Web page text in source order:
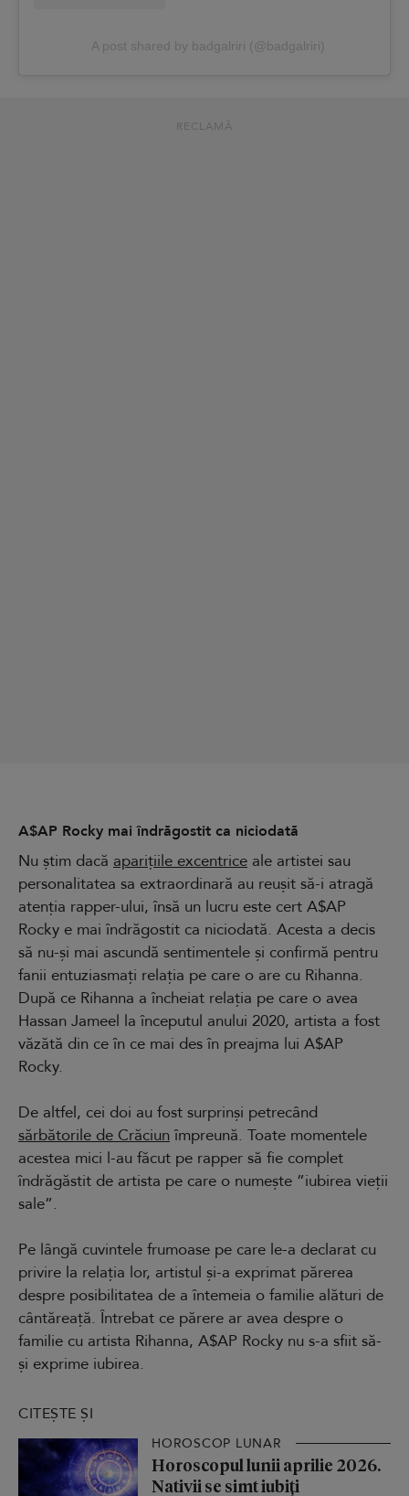
A post shared by badgalriri (@badgalriri)
RECLAMĂ
A$AP Rocky mai îndrăgostit ca niciodată
Nu știm dacă aparițiile excentrice ale artistei sau
personalitatea sa extraordinară au reușit să-i atragă
atenția rapper-ului, însă un lucru este cert A$AP
Rocky e mai îndrăgostit ca niciodată. Acesta a decis
să nu-și mai ascundă sentimentele și confirmă pentru
fanii entuziasmați relația pe care o are cu Rihanna.
După ce Rihanna a încheiat relația pe care o avea
Hassan Jameel la începutul anului 2020, artista a fost
văzătă din ce în ce mai des în preajma lui A$AP
Rocky.
De altfel, cei doi au fost surprinși petrecând
sărbătorile de Crăciun împreună. Toate momentele
acestea mici l-au făcut pe rapper să fie complet
îndrăgăstit de artista pe care o numește ”iubirea vieții
sale”.
Pe lângă cuvintele frumoase pe care le-a declarat cu
privire la relația lor, artistul și-a exprimat părerea
despre posibilitatea de a întemeia o familie alături de
cântăreață. Întrebat ce părere ar avea despre o
familie cu artista Rihanna, A$AP Rocky nu s-a sfiit să-
și exprime iubirea.
CITEȘTE ȘI
HOROSCOP LUNAR
Horoscopul lunii aprilie 2026.
Nativii se simt iubiți